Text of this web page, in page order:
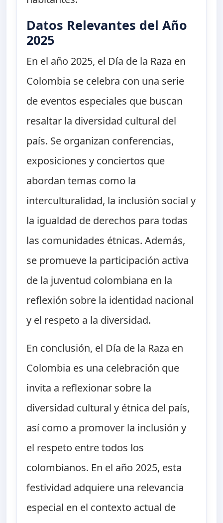
Datos Relevantes del Año
2025
En el año 2025, el Día de la Raza en
Colombia se celebra con una serie
de eventos especiales que buscan
resaltar la diversidad cultural del
país. Se organizan conferencias,
exposiciones y conciertos que
abordan temas como la
interculturalidad, la inclusión social y
la igualdad de derechos para todas
las comunidades étnicas. Además,
se promueve la participación activa
de la juventud colombiana en la
reflexión sobre la identidad nacional
y el respeto a la diversidad.
En conclusión, el Día de la Raza en
Colombia es una celebración que
invita a reflexionar sobre la
diversidad cultural y étnica del país,
así como a promover la inclusión y
el respeto entre todos los
colombianos. En el año 2025, esta
festividad adquiere una relevancia
especial en el contexto actual de